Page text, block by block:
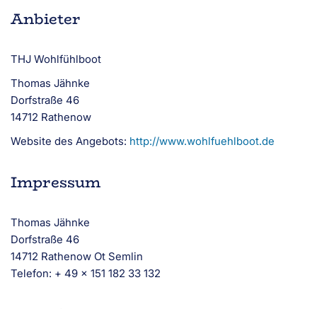
Anbieter
THJ Wohlfühlboot
Thomas Jähnke
Dorfstraße 46
14712 Rathenow
Website des Angebots: http://www.wohlfuehlboot.de
Impressum
Thomas Jähnke
Dorfstraße 46
14712 Rathenow Ot Semlin
Telefon: + 49 x 151 182 33 132